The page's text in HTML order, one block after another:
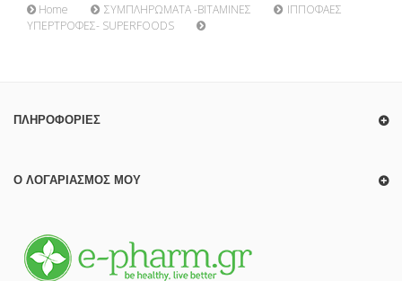
Home
ΣΥΜΠΛΗΡΩΜΑΤΑ -ΒΙΤΑΜΙΝΕΣ
ΥΠΕΡΤΡΟΦΕΣ- SUPERFOODS
ΙΠΠΟΦΑΕΣ
ΠΛΗΡΟΦΟΡΊΕΣ
Ο ΛΟΓΑΡΙΑΣΜΌΣ ΜΟΥ